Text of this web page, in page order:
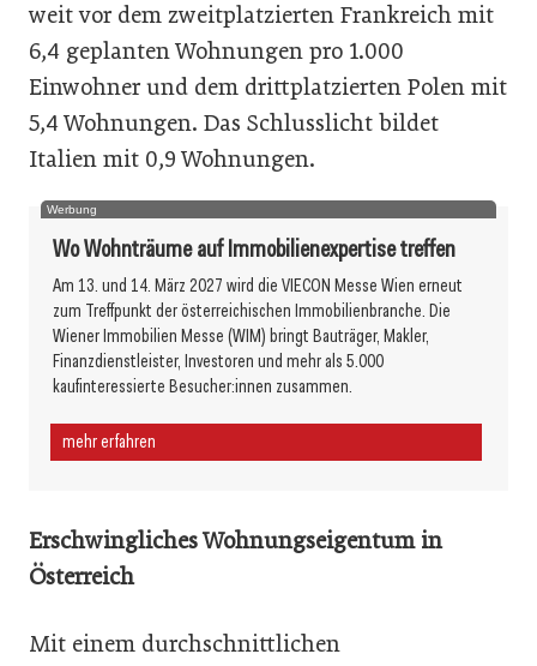
weit vor dem zweitplatzierten Frankreich mit
6,4 geplanten Wohnungen pro 1.000
Einwohner und dem drittplatzierten Polen mit
5,4 Wohnungen. Das Schlusslicht bildet
Italien mit 0,9 Wohnungen.
Werbung
Wo Wohnträume auf Immobilienexpertise treffen
Am 13. und 14. März 2027 wird die VIECON Messe Wien erneut
zum Treffpunkt der österreichischen Immobilienbranche. Die
Wiener Immobilien Messe (WIM) bringt Bauträger, Makler,
Finanzdienstleister, Investoren und mehr als 5.000
kaufinteressierte Besucher:innen zusammen.
mehr erfahren
Erschwingliches Wohnungseigentum in
Österreich
Mit einem durchschnittlichen